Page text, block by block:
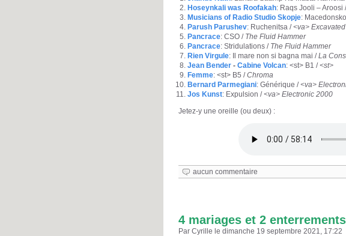
Hoseynkali was Roofakah: Raqs Jooli – Aroosi
Musicians of Radio Studio Skopje:
Parush Parushev: Ruchenitsa /<va>
Pancrace: CSO / The Fluid Hammer
Pancrace: Stridulations / The Fluid Hammer
Rien Virgule: Il mare non si bagna mai /La
Jean Bender - Cabine Volcan: <st> B1 /<st>
Femme: <st> B5 /Chroma
Bernard Parmegiani: Générique /<va>
Jos Kunst: Expulsion /<va> Electronic 2000
Jetez-y une oreille (ou deux) :
aucun commentaire
4 mariages et 2 enterrements
Par Cyrille le dimanche 19 septembre 2021, 17:22